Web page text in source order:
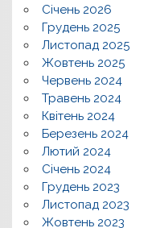
Січень 2026
Грудень 2025
Листопад 2025
Жовтень 2025
Червень 2024
Травень 2024
Квітень 2024
Березень 2024
Лютий 2024
Січень 2024
Грудень 2023
Листопад 2023
Жовтень 2023